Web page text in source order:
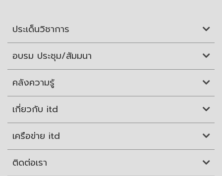
ประเด็นวิชาการ
อบรม ประชุม/สัมมนา
คลังความรู้
เกี่ยวกับ itd
เครือข่าย itd
ติดต่อเรา